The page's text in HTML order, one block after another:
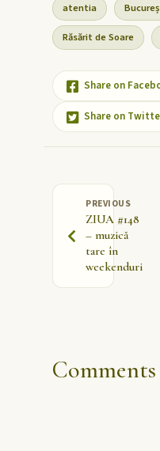
atentia
Răsărit de Soare
Share on
Share on
PREVIOUS
ZIUA #148
– muzică
tare în
weekenduri